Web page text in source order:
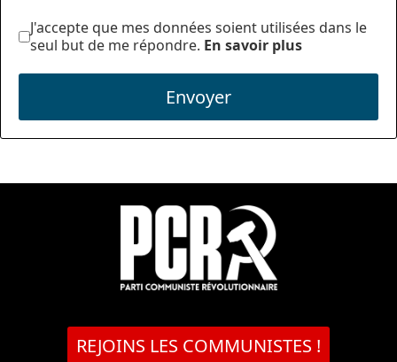
J'accepte que mes données soient utilisées dans le
seul but de me répondre. En savoir plus
Envoyer
REJOINS LES COMMUNISTES !